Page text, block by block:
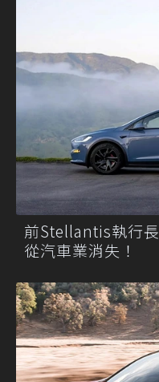
前Stellantis執行
從汽車業消失！